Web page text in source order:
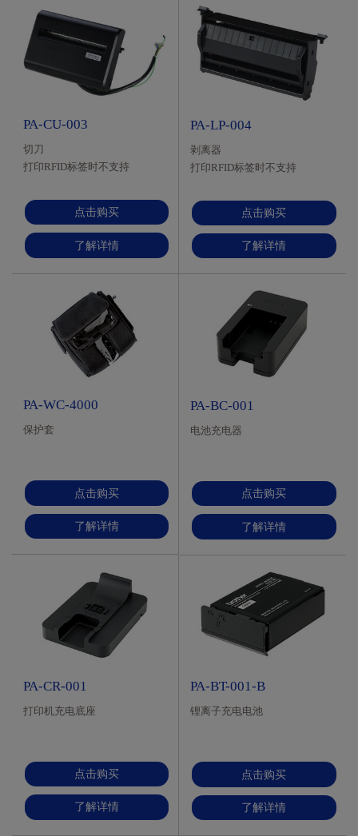
PA-CU-003
切刀
打印RFID标签时不支持
点击购买
了解详情
PA-LP-004
剥离器
打印RFID标签时不支持
点击购买
了解详情
PA-WC-4000
保护套
点击购买
了解详情
PA-BC-001
电池充电器
点击购买
了解详情
PA-CR-001
打印机充电底座
点击购买
了解详情
PA-BT-001-B
锂离子充电电池
点击购买
了解详情